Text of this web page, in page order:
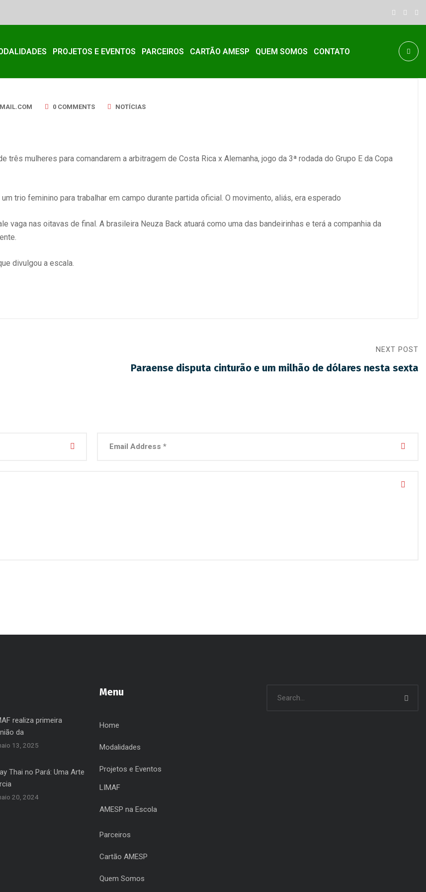
PROJETOS E EVENTOS PARCEIROS CARTÃO AMESP QUEM SOMOS CONTATO
0 COMMENTS NOTÍCIAS
três mulheres para comandarem a arbitragem de Costa Rica x Alemanha, jogo da 3ª rodada do Grupo E da Copa
trio feminino para trabalhar em campo durante partida oficial. O movimento, aliás, era esperado
vaga nas oitavas de final. A brasileira Neuza Back atuará como uma das bandeirinhas e terá a companhia da
divulgou a escala.
NEXT POST
Paraense disputa cinturão e um milhão de dólares nesta sexta
realiza primeira
da
13, 2025
Thai no Pará: Uma Arte
20, 2024
Menu
Home
Modalidades
Projetos e Eventos
LIMAF
AMESP na Escola
Parceiros
Cartão AMESP
Quem Somos